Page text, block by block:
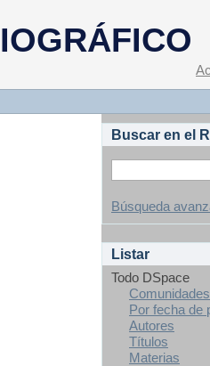
Buscar en el
Búsqueda
Listar
Todo DSpace
Por fecha de
Autores
Títulos
Materias